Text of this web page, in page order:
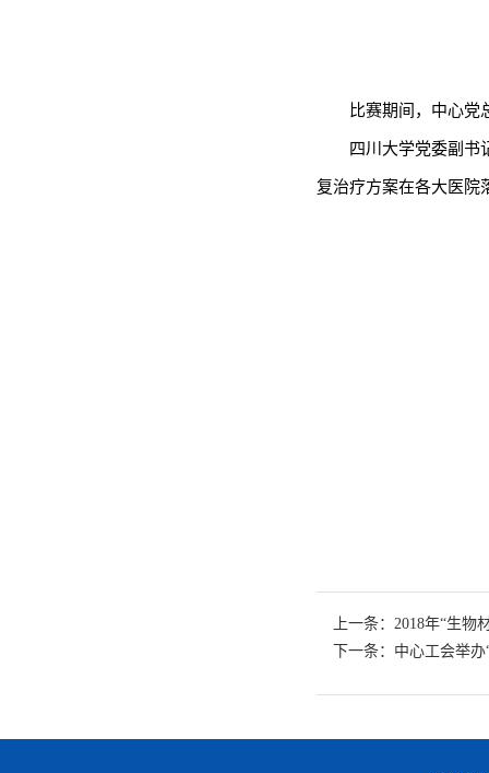
比赛期间，中心党
四川大学党委副书
复治疗方案在各大医院
上一条：2018年“生
下一条：中心工会举